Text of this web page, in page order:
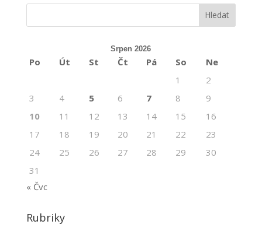
Srpen 2026
Po Út St Čt Pá So
Ne
1
2
3
4 5 6 7 8
9
10
11 12 13 14 15
16
17
18 19 20 21 22
23
24
25 26 27 28 29
30
31
« Čvc
Rubriky